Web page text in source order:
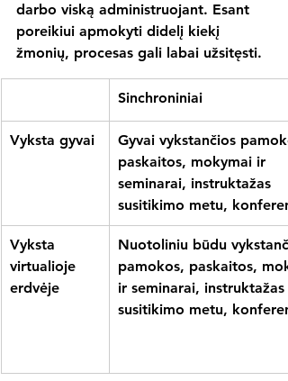
darbo viską administruojant. Esant
poreikiui apmokyti didelį kiekį
žmonių, procesas gali labai užsitęsti.
Sinchroniniai
Vyksta gyvai
Gyvai vykstančios
paskaitos, mokymai ir
seminarai, instruktažas
susitikimo metu,
Vyksta
virtualioje
erdvėje
Nuotoliniu būdu
pamokos, paskaitos,
ir seminarai, instruktažas
susitikimo metu,